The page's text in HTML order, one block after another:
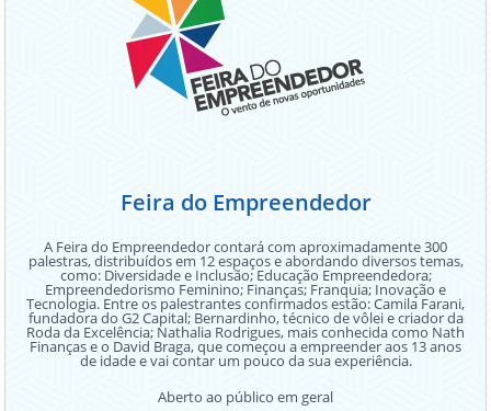
Feira do Empreendedor
A Feira do Empreendedor contará com aproximadamente 300
palestras, distribuídos em 12 espaços e abordando diversos temas,
como: Diversidade e Inclusão; Educação Empreendedora;
Empreendedorismo Feminino; Finanças; Franquia; Inovação e
Tecnologia. Entre os palestrantes confirmados estão: Camila Farani,
fundadora do G2 Capital; Bernardinho, técnico de vôlei e criador da
Roda da Excelência; Nathalia Rodrigues, mais conhecida como Nath
Finanças e o David Braga, que começou a empreender aos 13 anos
de idade e vai contar um pouco da sua experiência.
Aberto ao público em geral